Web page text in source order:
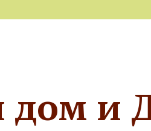
дом и